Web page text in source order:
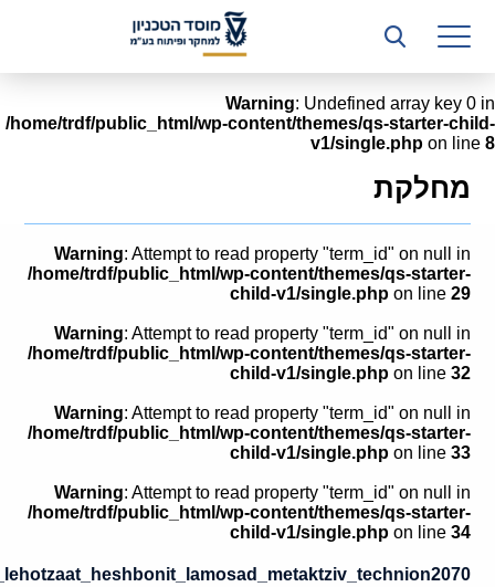
רשות המחקר
היחידה העסקית (T3)
קשרי תעשייה
ביה”ס ללימודי המשך
המכון הישראלי לטכנולוגיות ייצור חומרים
משאבי אנוש
כספים וכלכלה
המחלקה המשפטית
מחלקת תפעול
קולות קוראים
Warning: Undefined array key 0 in
/home/trdf/public_html/wp-content/themes/qs-starter-child-
v1/single.php on line 8
מחלקת
Warning: Attempt to read property "term_id" on null in
/home/trdf/public_html/wp-content/themes/qs-starter-
child-v1/single.phpon line 29
Warning: Attempt to read property "term_id" on null in
/home/trdf/public_html/wp-content/themes/qs-starter-
child-v1/single.phpon line 32
Warning: Attempt to read property "term_id" on null in
/home/trdf/public_html/wp-content/themes/qs-starter-
child-v1/single.phpon line 33
Warning: Attempt to read property "term_id" on null in
/home/trdf/public_html/wp-content/themes/qs-starter-
child-v1/single.phpon line 34